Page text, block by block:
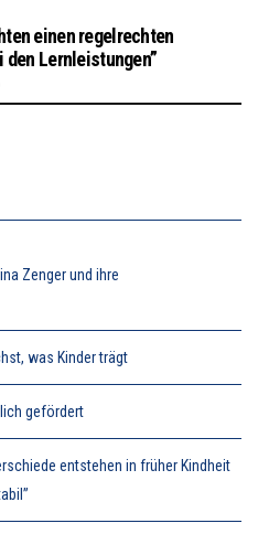
einen regelrechten
Lernleistungen”
Zenger und ihre
was Kinder trägt
gefördert
entstehen in früher Kindheit